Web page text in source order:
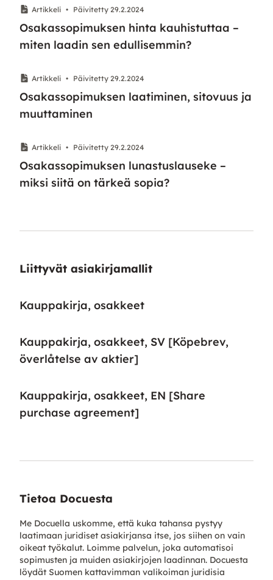
Artikkeli • Päivitetty 29.2.2024
Osakassopimuksen hinta kauhistuttaa –
miten laadin sen edullisemmin?
Artikkeli • Päivitetty 29.2.2024
Osakassopimuksen laatiminen, sitovuus ja
muuttaminen
Artikkeli • Päivitetty 29.2.2024
Osakassopimuksen lunastuslauseke –
miksi siitä on tärkeä sopia?
Liittyvät asiakirjamallit
Kauppakirja, osakkeet
Kauppakirja, osakkeet, SV [Köpebrev,
överlåtelse av aktier]
Kauppakirja, osakkeet, EN [Share
purchase agreement]
Tietoa Docuesta
Me Docuella uskomme, että kuka tahansa pystyy
laatimaan juridiset asiakirjansa itse, jos siihen on vain
oikeat työkalut. Loimme palvelun, joka automatisoi
sopimusten ja muiden asiakirjojen laadinnan. Docuesta
löydät Suomen kattavimman valikoiman juridisia